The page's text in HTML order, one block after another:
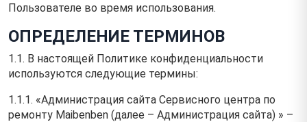
Пользователе во время использования.
ОПРЕДЕЛЕНИЕ ТЕРМИНОВ
1.1. В настоящей Политике конфиденциальности
используются следующие термины:
1.1.1. «Администрация сайта Сервисного центра по
ремонту Maibenben (далее – Администрация сайта) » –